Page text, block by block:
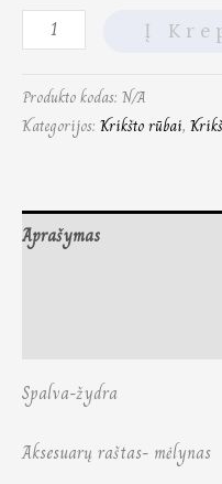
Į
Produkto kodas: N/A
Kategorijos: Krikšto rūbai,
Aprašymas
Spalva-žydra
Aksesuarų raštas- mėlynas